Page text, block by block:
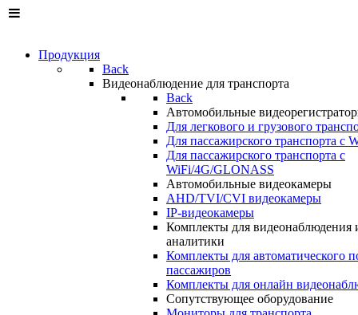
Продукция
Back
Видеонаблюдение для транспорта
Back
Автомобильные
Для легкового и грузового
Для пассажирского транспорта с
Для пассажирского транспорта с
WiFi/4G/GLONASS
Автомобильные видеокамеры
AHD/TVI/CVI видеокамеры
IP-видеокамеры
Комплекты для видеонаблюдения
аналитики
Комплекты для автоматического
пассажиров
Комплекты для онлайн
Сопутствующее оборудование